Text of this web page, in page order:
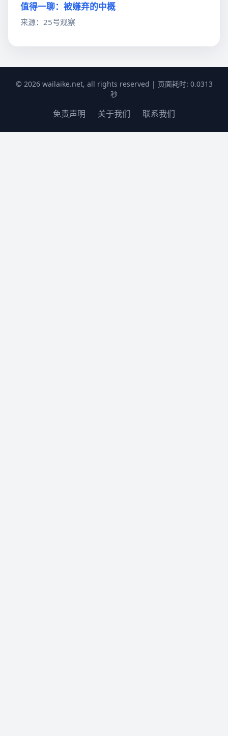
值得一聊：被嫌弃的中概
来源：25号观察
© 2026 wailaike.net, all rights reserved | 页面耗时: 0.0313
秒
免责声明 关于我们 联系我们